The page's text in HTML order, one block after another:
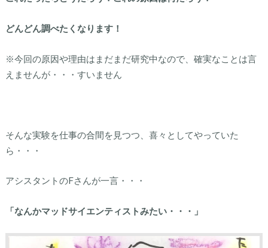
どんどん調べたくなります！
※今回の原因や理由はまだまだ研究中なので、確実なことは言
えませんが・・・すいません
そんな実験を仕事の合間を見つつ、喜々としてやっていた
ら・・・
アシスタントのFさんが一言・・・
「なんかマッドサイエンティストみたい・・・」